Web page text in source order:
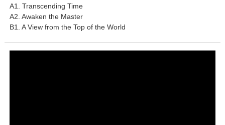
A1. Transcending Time
A2. Awaken the Master
B1. A View from the Top of the World